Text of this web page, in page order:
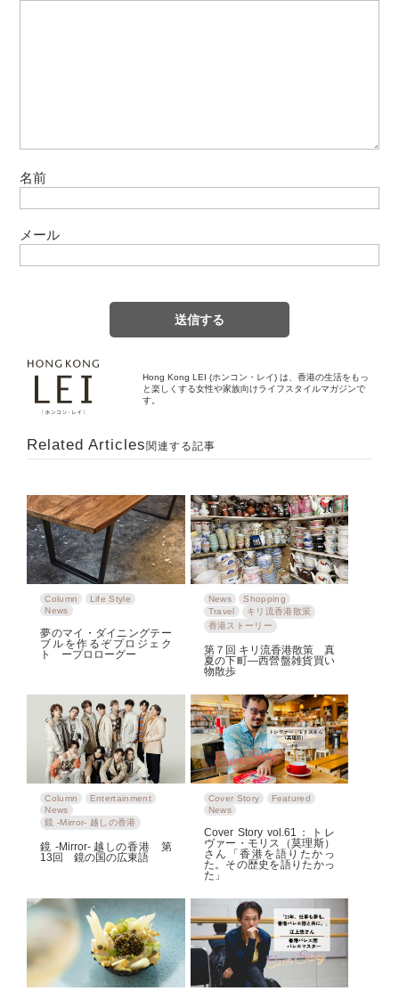
名前
メール
Hong Kong LEI (ホンコン・レイ) は、香港の生活をもっ
と楽しくする女性や家族向けライフスタイルマガジンで
す。
Related Articles関連する記事
Column
Life Style
News
夢のマイ・ダイニングテー
ブルを作るぞプロジェク
ト ープロローグー
News
Shopping
Travel
キリ流香港散策
香港ストーリー
第７回 キリ流香港散策 真
夏の下町—西營盤雑貨買い
物散歩
Column
Entertainment
News
鏡 -Mirror- 越しの香港
鏡 -Mirror- 越しの香港 第
13回 鏡の国の広東語
Cover Story
Featured
News
Cover Story vol.61：トレ
ヴァー・モリス（莫理斯）
さん「香港を語りたかっ
た。その歴史を語りたかっ
た」